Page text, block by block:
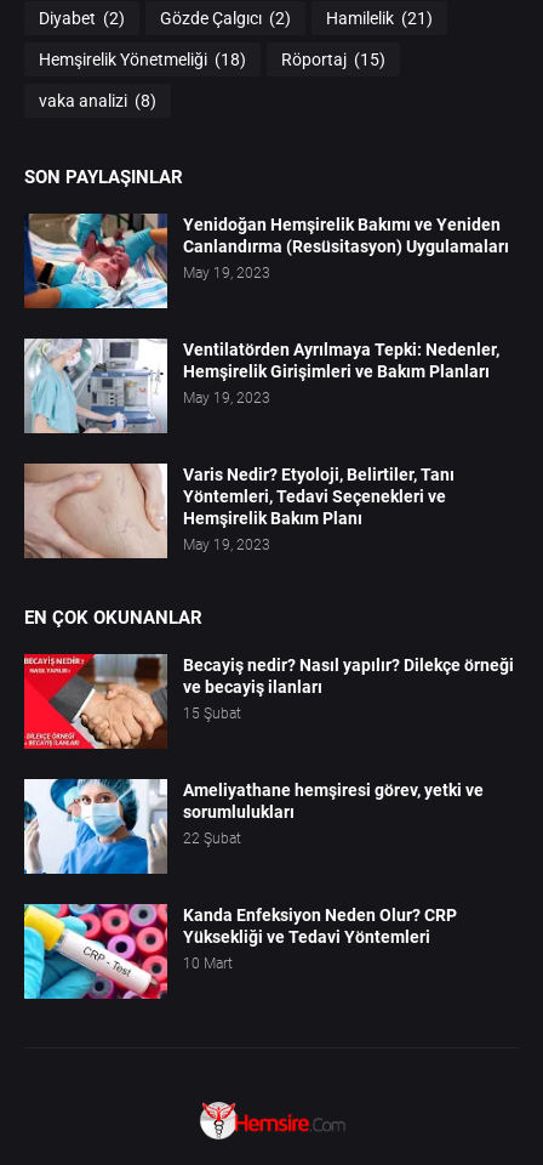
Diyabet (2) Gözde Çalgıcı (2) Hamilelik (21)
Hemşirelik Yönetmeliği (18) Röportaj (15)
vaka analizi (8)
SON PAYLAŞINLAR
Yenidoğan Hemşirelik Bakımı ve Yeniden
Canlandırma (Resüsitasyon) Uygulamaları
May 19, 2023
Ventilatörden Ayrılmaya Tepki: Nedenler,
Hemşirelik Girişimleri ve Bakım Planları
May 19, 2023
Varis Nedir? Etyoloji, Belirtiler, Tanı
Yöntemleri, Tedavi Seçenekleri ve
Hemşirelik Bakım Planı
May 19, 2023
EN ÇOK OKUNANLAR
Becayiş nedir? Nasıl yapılır? Dilekçe örneği
ve becayiş ilanları
15 Şubat
Ameliyathane hemşiresi görev, yetki ve
sorumlulukları
22 Şubat
Kanda Enfeksiyon Neden Olur? CRP
Yüksekliği ve Tedavi Yöntemleri
10 Mart